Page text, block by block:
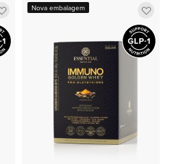
Adicionar
a
lista
de
a
lista
de
Nova embalagem